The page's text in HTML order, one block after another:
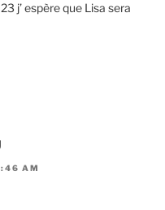
j’ espère que Lisa sera
AM